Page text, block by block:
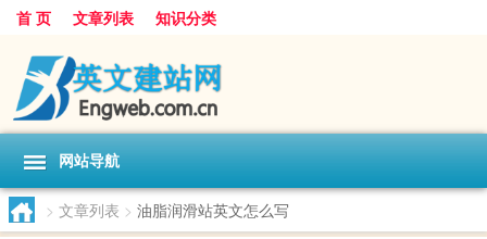
首 页 文章列表 知识分类
网站导航
> 文章列表 > 油脂润滑站英文怎么写